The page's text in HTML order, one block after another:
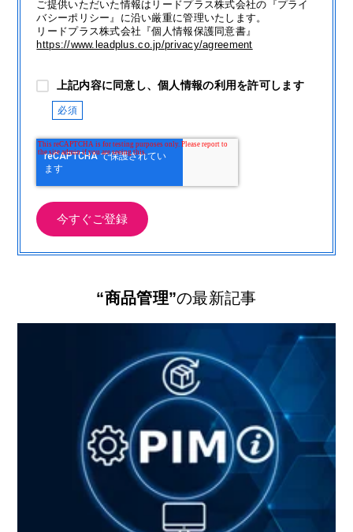
ご提供いただいた情報はリードプラス株式会社の『プライ
バシーポリシー』に沿い厳重に管理いたします。
リードプラス株式会社『個人情報保護同意書』
https://www.leadplus.co.jp/privacy/agreement
上記内容に同意し、個人情報の利用を許可します
“商品管理”の最新記事